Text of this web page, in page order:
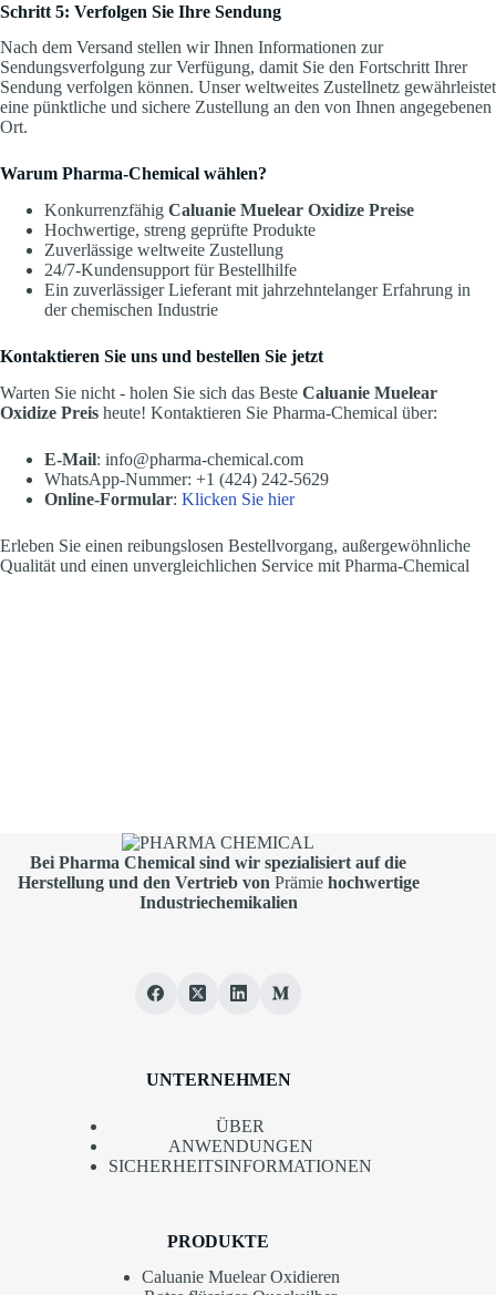
Schritt 5: Verfolgen Sie Ihre Sendung
Nach dem Versand stellen wir Ihnen Informationen zur
Sendungsverfolgung zur Verfügung, damit Sie den Fortschritt Ihrer
Sendung verfolgen können. Unser weltweites Zustellnetz gewährleistet
eine pünktliche und sichere Zustellung an den von Ihnen angegebenen
Ort.
Warum Pharma-Chemical wählen?
Konkurrenzfähig Caluanie Muelear Oxidize Preise
Hochwertige, streng geprüfte Produkte
Zuverlässige weltweite Zustellung
24/7-Kundensupport für Bestellhilfe
Ein zuverlässiger Lieferant mit jahrzehntelanger Erfahrung in
der chemischen Industrie
Kontaktieren Sie uns und bestellen Sie jetzt
Warten Sie nicht - holen Sie sich das Beste Caluanie Muelear
Oxidize Preis heute! Kontaktieren Sie Pharma-Chemical über:
E-Mail: info@pharma-chemical.com
WhatsApp-Nummer: +1 (424) 242-5629
Online-Formular: Klicken Sie hier
Erleben Sie einen reibungslosen Bestellvorgang, außergewöhnliche
Qualität und einen unvergleichlichen Service mit Pharma-Chemical
Bei Pharma Chemical sind wir spezialisiert auf die
Herstellung und den Vertrieb von Prämiehochwertige
Industriechemikalien
UNTERNEHMEN
ÜBER
ANWENDUNGEN
SICHERHEITSINFORMATIONEN
PRODUKTE
Caluanie Muelear Oxidieren